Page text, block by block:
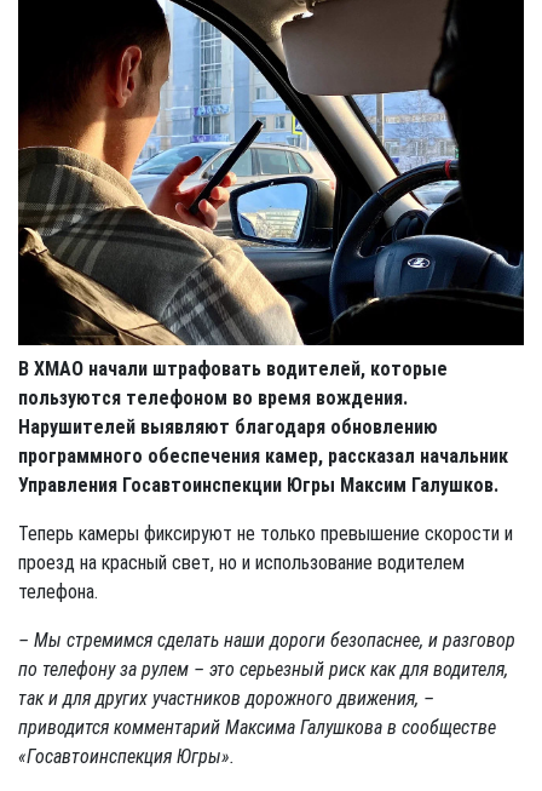
В ХМАО начали штрафовать водителей, которые
пользуются телефоном во время вождения.
Нарушителей выявляют благодаря обновлению
программного обеспечения камер, рассказал начальник
Управления Госавтоинспекции Югры Максим Галушков.
Теперь камеры фиксируют не только превышение скорости и
проезд на красный свет, но и использование водителем
телефона.
– Мы стремимся сделать наши дороги безопаснее, и разговор
по телефону за рулем – это серьезный риск как для водителя,
так и для других участников дорожного движения, –
приводится комментарий Максима Галушкова в сообществе
«Госавтоинспекция Югры».